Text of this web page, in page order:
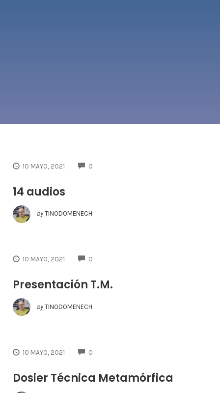
10 MAYO, 2021 0
14 audios
by TINODOMENECH
10 MAYO, 2021 0
Presentación T.M.
by TINODOMENECH
10 MAYO, 2021 0
Dosier Técnica Metamórfica